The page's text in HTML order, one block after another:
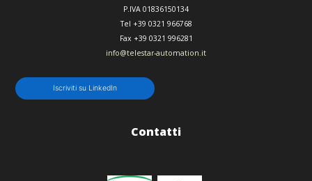
Contatti
P.IVA 01836150134
Tel +39 0321 966768
Fax +39 0321 996281
info@telestar-automation.it
Iscriviti su LinkedIn